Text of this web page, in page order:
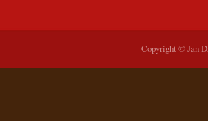
Copyright ©Jan